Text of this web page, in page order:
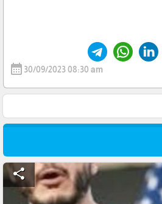
calendar_month 30/09/2023 08:30 am
share